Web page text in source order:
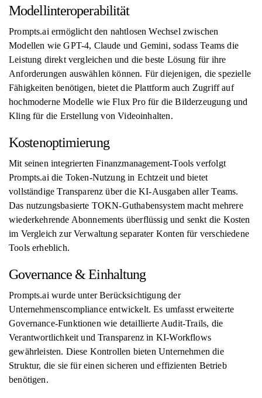
Modellinteroperabilität
Prompts.ai ermöglicht den nahtlosen Wechsel zwischen
Modellen wie GPT-4, Claude und Gemini, sodass Teams die
Leistung direkt vergleichen und die beste Lösung für ihre
Anforderungen auswählen können. Für diejenigen, die spezielle
Fähigkeiten benötigen, bietet die Plattform auch Zugriff auf
hochmoderne Modelle wie Flux Pro für die Bilderzeugung und
Kling für die Erstellung von Videoinhalten.
Kostenoptimierung
Mit seinen integrierten Finanzmanagement-Tools verfolgt
Prompts.ai die Token-Nutzung in Echtzeit und bietet
vollständige Transparenz über die KI-Ausgaben aller Teams.
Das nutzungsbasierte TOKN-Guthabensystem macht mehrere
wiederkehrende Abonnements überflüssig und senkt die Kosten
im Vergleich zur Verwaltung separater Konten für verschiedene
Tools erheblich.
Governance & Einhaltung
Prompts.ai wurde unter Berücksichtigung der
Unternehmenscompliance entwickelt. Es umfasst erweiterte
Governance-Funktionen wie detaillierte Audit-Trails, die
Verantwortlichkeit und Transparenz in KI-Workflows
gewährleisten. Diese Kontrollen bieten Unternehmen die
Struktur, die sie für einen sicheren und effizienten Betrieb
benötigen.